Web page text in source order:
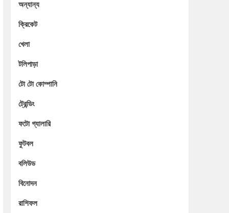
অন্যান্য
ক্রিকেট
খেলা
টলিপাড়া
টো টো কোম্পানি
ট্রেন্ডিং
ফটো গ্যালারি
ফুটবল
বলিউড
বিনোদন
রাশিফল